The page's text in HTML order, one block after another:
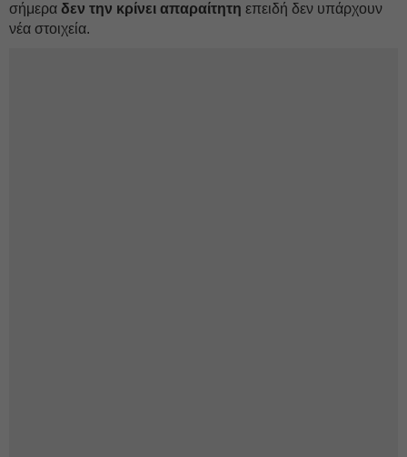
σήμερα δεν την κρίνει απαραίτητη επειδή δεν υπάρχουν
νέα στοιχεία.